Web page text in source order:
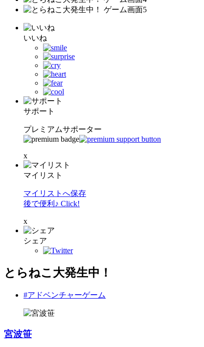
いいね
サポート
プレミアムサポーター
x
マイリスト
マイリストへ保存
後で便利♪ Click!
x
シェア
とらねこ大発生中！
#アドベンチャーゲーム
宮波笹